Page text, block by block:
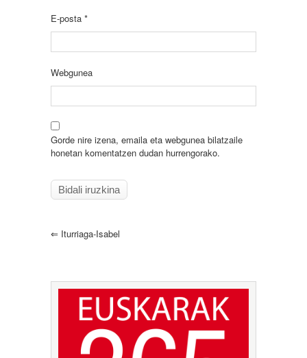
E-posta *
Webgunea
Gorde nire izena, emaila eta webgunea bilatzaile
honetan komentatzen dudan hurrengorako.
⇐ Iturriaga-Isabel